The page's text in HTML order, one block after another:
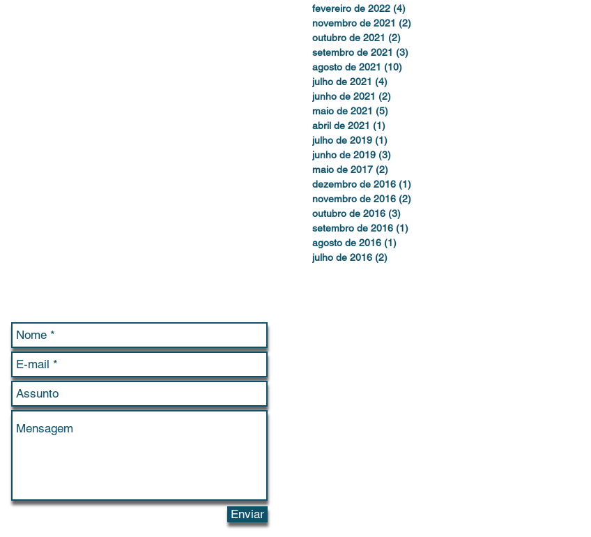
fevereiro de 2022 (4)
novembro de 2021 (2)
outubro de 2021 (2)
setembro de 2021 (3)
agosto de 2021 (10)
julho de 2021 (4)
junho de 2021 (2)
maio de 2021 (5)
abril de 2021 (1)
julho de 2019 (1)
junho de 2019 (3)
maio de 2017 (2)
dezembro de 2016 (1)
novembro de 2016 (2)
outubro de 2016 (3)
setembro de 2016 (1)
agosto de 2016 (1)
julho de 2016 (2)
Enviar